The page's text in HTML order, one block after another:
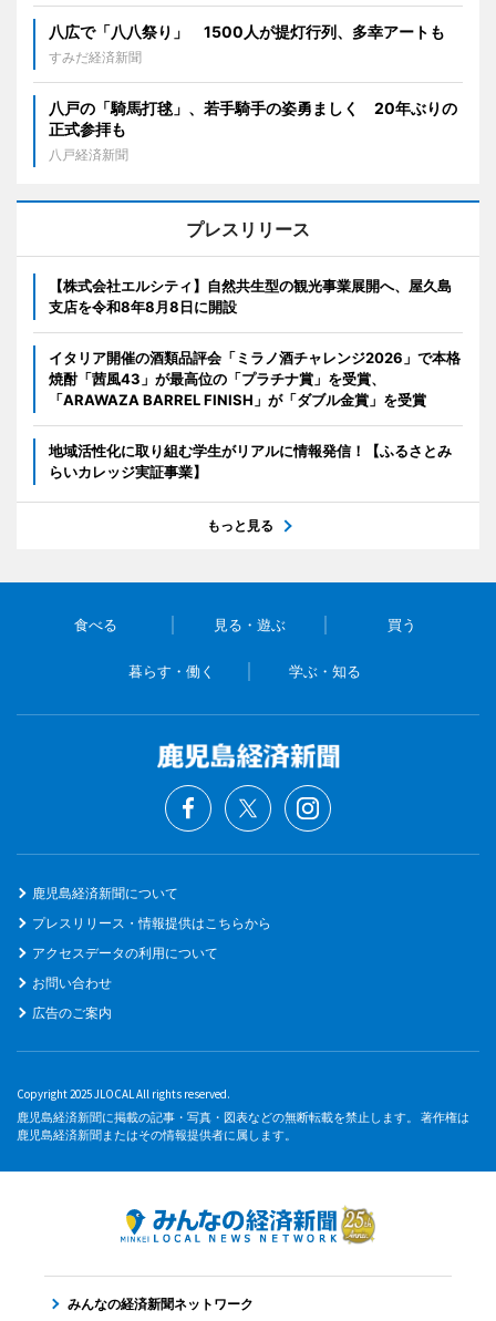
八広で「八八祭り」 1500人が提灯行列、多幸アートも
すみだ経済新聞
八戸の「騎馬打毬」、若手騎手の姿勇ましく 20年ぶりの
正式参拝も
八戸経済新聞
プレスリリース
【株式会社エルシティ】自然共生型の観光事業展開へ、屋久島
支店を令和8年8月8日に開設
イタリア開催の酒類品評会「ミラノ酒チャレンジ2026」で本格
焼酎「茜風43」が最高位の「プラチナ賞」を受賞、
「ARAWAZA BARREL FINISH」が「ダブル金賞」を受賞
地域活性化に取り組む学生がリアルに情報発信！【ふるさとみ
らいカレッジ実証事業】
もっと見る
食べる 見る・遊ぶ 買う
暮らす・働く 学ぶ・知る
鹿児島経済新聞について
プレスリリース・情報提供はこちらから
アクセスデータの利用について
お問い合わせ
広告のご案内
Copyright 2025 JLOCAL All rights reserved.
鹿児島経済新聞に掲載の記事・写真・図表などの無断転載を禁止します。 著作権は
鹿児島経済新聞またはその情報提供者に属します。
みんなの経済新聞ネットワーク